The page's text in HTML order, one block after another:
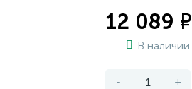
12 089 ₽
В наличии
- +